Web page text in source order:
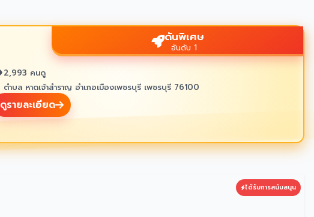
ดันพิเศษ
อันดับ 1
2,993 คนดู
ตำบล หาดเจ้าสำราญ อำเภอเมืองเพชรบุรี เพชรบุรี 76100
ดูรายละเอียด
ได้รับการสนับสนุน